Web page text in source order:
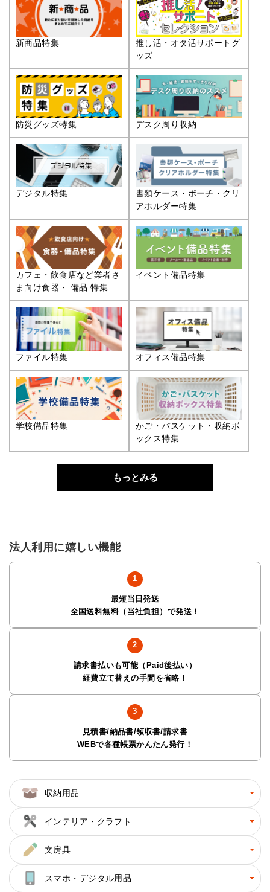
新商品特集
推し活・オタ活サポートグ
ッズ
防災グッズ特集 デスク周り収納
デジタル特集
書類ケース・ポーチ・クリ
アホルダー特集
カフェ・飲食店など業者さ
ま向け食器・ 備品 特集
イベント備品特集
ファイル特集 オフィス備品特集
学校備品特集
かご・バスケット・収納ボ
ックス特集
もっとみる
法人利用に嬉しい機能
最短当日発送
全国送料無料（当社負担）で発送！
請求書払いも可能（Paid後払い）
経費立て替えの手間を省略！
見積書/納品書/領収書/請求書
WEBで各種帳票かんたん発行！
収納用品
インテリア・クラフト
文房具
スマホ・デジタル用品